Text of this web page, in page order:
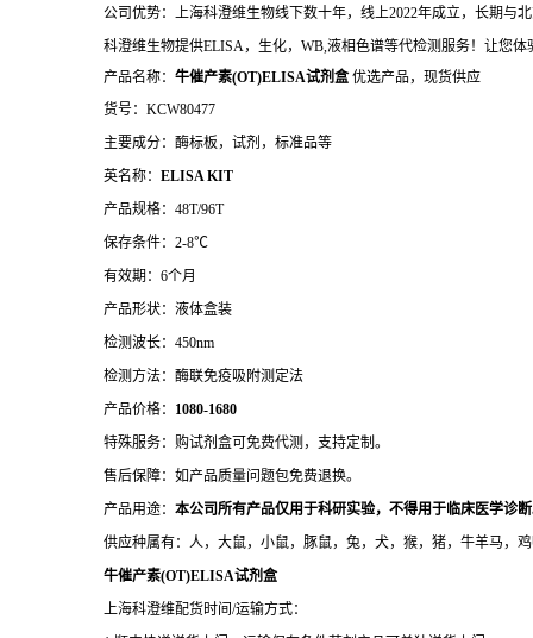
公司优势：上海科澄维生物线下数十年，线上2022年成立，长期与
科澄维生物提供ELISA，生化，WB,液相色谱等代检测服务！让您体
产品名称： 牛催产素(OT)ELISA试剂盒 优选产品，现货供应
货号：KCW80477
主要成分：酶标板，试剂，标准品等
英名称： ELISA KIT
产品规格：48T/96T
保存条件：2-8℃
有效期：6个月
产品形状：液体盒装
检测波长：450nm
检测方法：酶联免疫吸附测定法
产品价格： 1080-1680
特殊服务：购试剂盒可免费代测，支持定制。
售后保障：如产品质量问题包免费退换。
产品用途： 本公司所有产品仅用于科研实验，不得用于临床医学诊断
供应种属有：人，大鼠，小鼠，豚鼠，兔，犬，猴，猪，牛羊马，
牛催产素(OT)ELISA试剂盒
上海科澄维配货时间/运输方式：